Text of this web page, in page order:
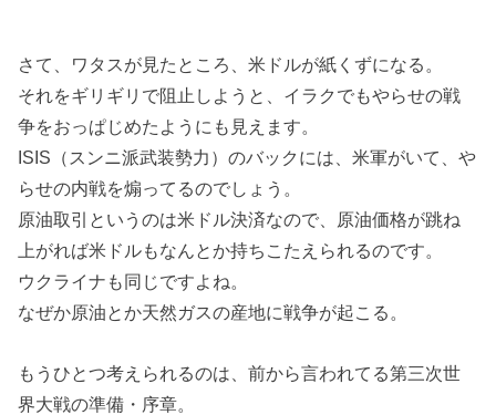
さて、ワタスが見たところ、米ドルが紙くずになる。
それをギリギリで阻止しようと、イラクでもやらせの戦
争をおっぱじめたようにも見えます。
ISIS（スンニ派武装勢力）のバックには、米軍がいて、や
らせの内戦を煽ってるのでしょう。
原油取引というのは米ドル決済なので、原油価格が跳ね
上がれば米ドルもなんとか持ちこたえられるのです。
ウクライナも同じですよね。
なぜか原油とか天然ガスの産地に戦争が起こる。
もうひとつ考えられるのは、前から言われてる第三次世
界大戦の準備・序章。